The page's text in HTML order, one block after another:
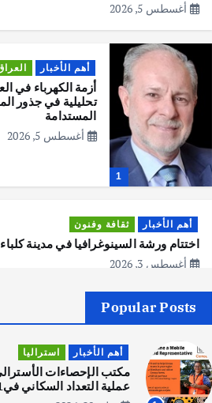
أغسطس 5, 2026
1
أهم الأخبار
أزمة الكهرباء في
تحليلية في جذور
المستدامة
أغسطس 5, 2026
أهم الأخبار ثقافة وفنون
اختتام ورشة السينوغرافيا في مدينة كلباء
أغسطس 3, 2026
أهم الأخبار
قصة نجاح العراقي
اصبح بطلاً لأستراليا
الاجسام
يوليو 30, 2026
Popular Posts
أهم الأخبار استراليا
عملية التعداد السكاني في11 من الشهر المقبل